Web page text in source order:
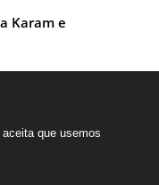
Karam e
que usemos